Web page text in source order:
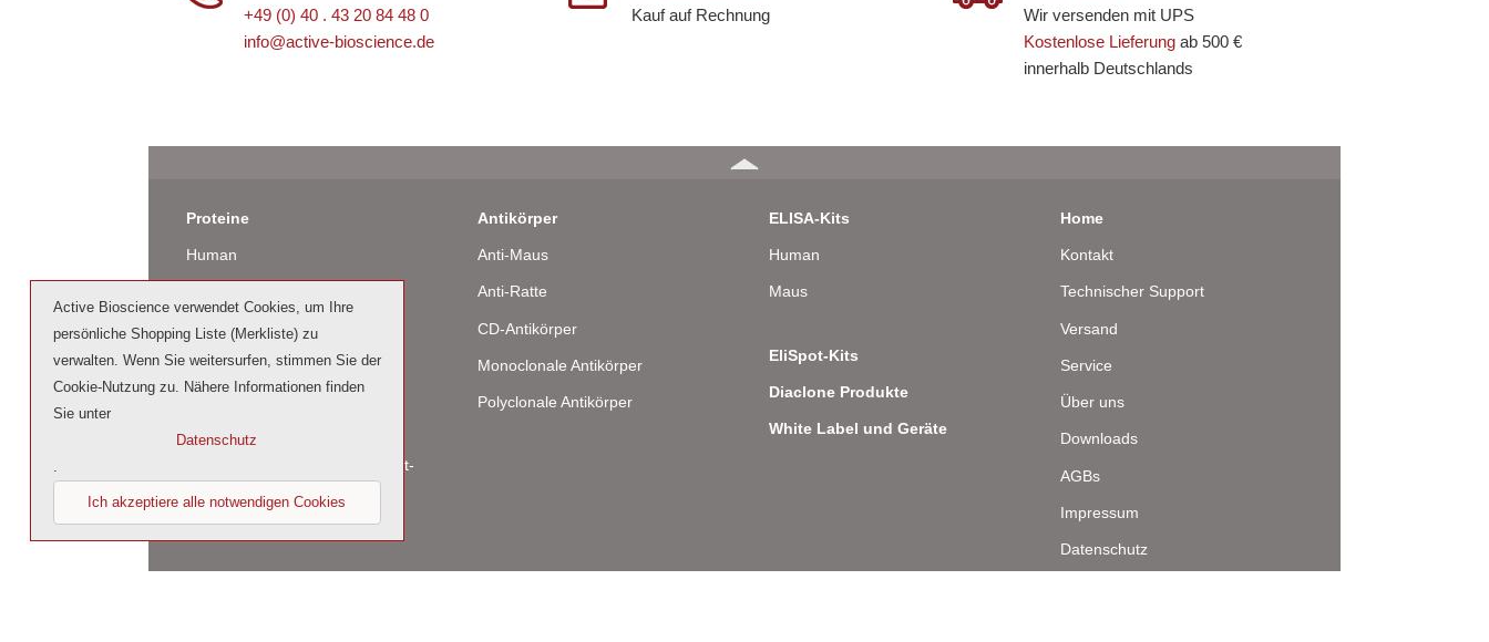
+49 (0) 40 . 43 20 84 48 0
info@active-bioscience.de
Kauf auf Rechnung
Wir versenden mit UPS
Kostenlose Lieferung ab 500 €
innerhalb Deutschlands
Proteine
Human
Ratte
Rind / Schaf
Cell culture tested premium (cct-
premium)
Antikörper
Anti-Maus
Anti-Ratte
CD-Antikörper
Monoclonale Antikörper
Polyclonale Antikörper
ELISA-Kits
Human
Maus
EliSpot-Kits
Diaclone Produkte
White Label und Geräte
Home
Kontakt
Technischer Support
Versand
Service
Über uns
Downloads
AGBs
Impressum
Datenschutz
Active Bioscience verwendet Cookies, um Ihre
persönliche Shopping Liste (Merkliste) zu
verwalten. Wenn Sie weitersurfen, stimmen Sie der
Cookie-Nutzung zu. Nähere Informationen finden
Sie unter
Datenschutz
Ich akzeptiere alle notwendigen Cookies